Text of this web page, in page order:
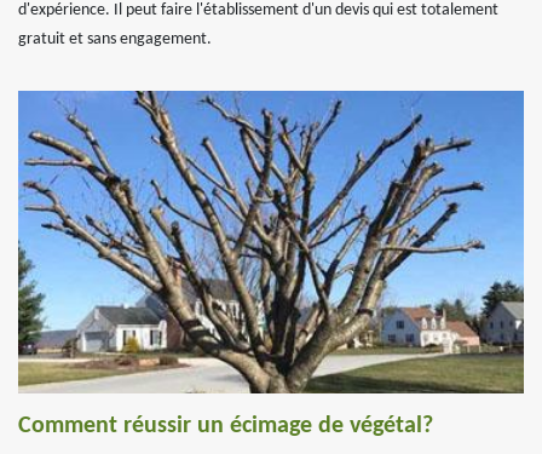
d'expérience. Il peut faire l'établissement d'un devis qui est totalement
gratuit et sans engagement.
Comment réussir un écimage de végétal?